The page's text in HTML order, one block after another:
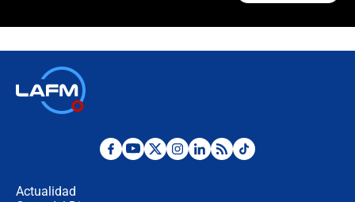
Juan Lozano - 6 de agosto de 2026
Estratega de Abelardo de la Espriella
Actualidad